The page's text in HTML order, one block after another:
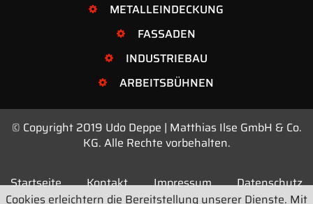
METALLEINDECKUNG
FASSADEN
INDUSTRIEBAU
ARBEITSBÜHNEN
© Copyright 2019 Udo Deppe | Matthias Ilse GmbH & Co.
KG. Alle Rechte vorbehalten.
Startseite Kontakt Impressum
Datenschutz
Cookies erleichtern die Bereitstellung unserer Dienste. Mit